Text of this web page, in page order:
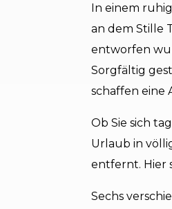
In einem
an dem Stille
entworfen
Sorgfältig
schaffen eine
Ob Sie sich
Urlaub in
entfernt. Hier
Sechs